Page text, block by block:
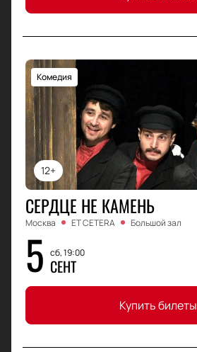
12+
Комедия
СЕРДЦЕ НЕ КАМЕНЬ
Москва ET CETERA Большой зал
5 сб, 19:00
СЕНТ
Купить билеты